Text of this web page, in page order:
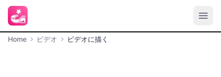
Home ビデオ ビデオに描く